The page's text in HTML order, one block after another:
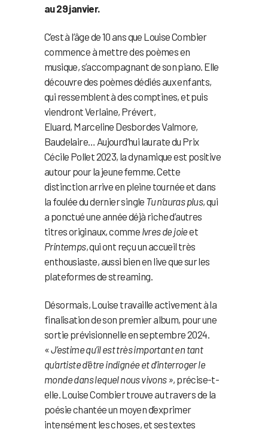
au 29 janvier.
C’est à l’âge de 10 ans que LouiseCombier
commence à mettre des poèmes en
musique, s’accompagnant de son piano. Elle
découvre des poèmes dédiés aux enfants,
qui ressemblent à des comptines, et puis
viendront Verlaine, Prévert,
Eluard, Marceline Desbordes Valmore,
Baudelaire… Aujourd’hui laurate du Prix
Cécile Pollet 2023, la dynamique est positive
autour pour la jeune femme. Cette
distinction arrive en pleine tournée et dans
la foulée du dernier single Tu n’auras plus, qui
a ponctué une année déjà riche d’autres
titres originaux, comme Ivres de joieet
Printemps, qui ont reçu un accueil très
enthousiaste, aussi bien en live que sur les
plateformes de streaming.
Désormais, Louise travaille activement à la
finalisation de son premier album, pour une
sortie prévisionnelle en septembre 2024.
«J’estime qu’il est très important en tant
qu’artiste d’être indignée et d’interroger le
monde dans lequel nous vivons », précise-t-
elle. Louise Combier trouve au travers de la
poésie chantée un moyen d’exprimer
intensément les choses, et ses textes